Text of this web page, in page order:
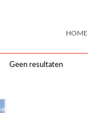
HOME
Geen resultaten